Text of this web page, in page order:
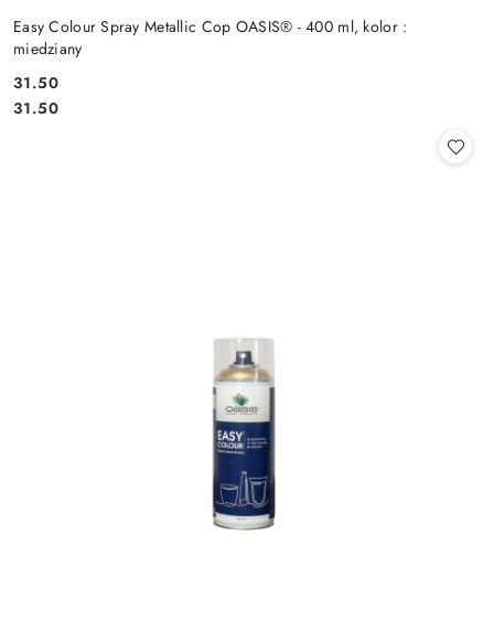
Easy Colour Spray Metallic Cop OASIS® - 400 ml, kolor :
miedziany
Cena:
31.50
Cena:
31.50